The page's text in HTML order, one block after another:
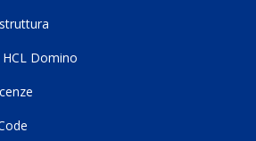
Domino